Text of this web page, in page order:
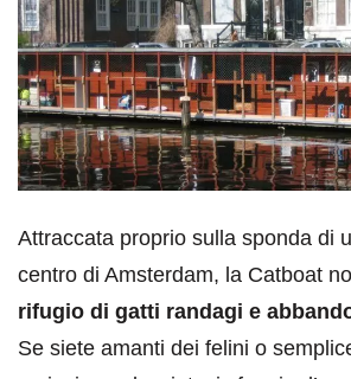
Attraccata proprio sulla sponda di
centro di Amsterdam, la Catboat
rifugio di gatti randagi e
Se siete amanti dei felini o